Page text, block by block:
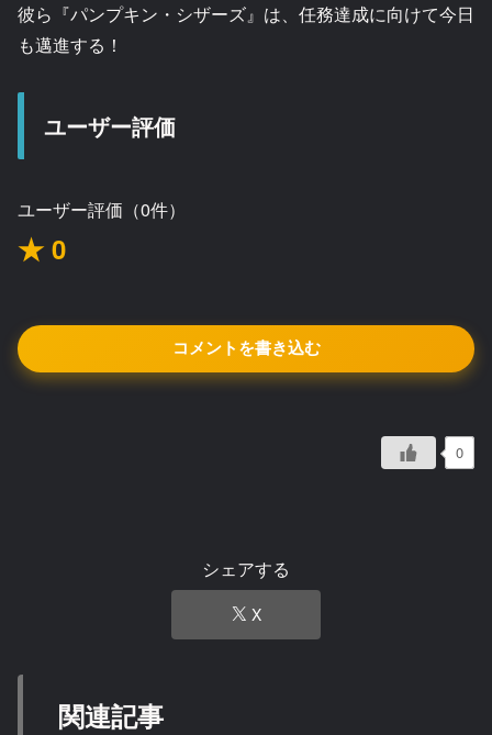
彼ら『パンプキン・シザーズ』は、任務達成に向けて今日
も邁進する！
ユーザー評価
ユーザー評価（0件）
★ 0
コメントを書き込む
0
シェアする
X
関連記事